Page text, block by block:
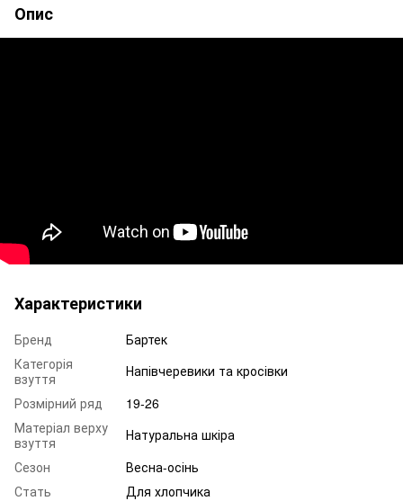
Опис
Характеристики
Бренд
Бартек
Категорія
взуття
Напівчеревики та кросівки
Розмірний ряд
19-26
Матеріал верху
взуття
Натуральна шкіра
Сезон
Весна-осінь
Стать
Для хлопчика